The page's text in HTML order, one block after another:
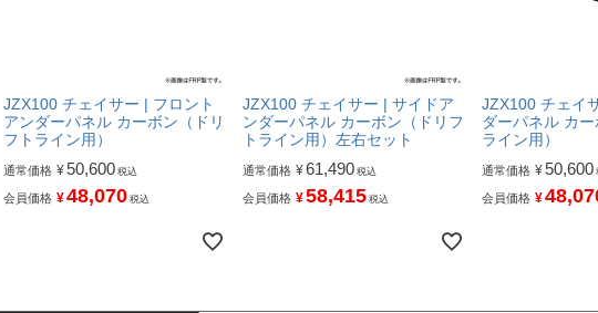
JZX100 チェイサー | フロント
アンダーパネル カーボン（ドリ
フトライン用）
通常価格 ¥50,600 税込
会員価格 ¥48,070 税込
JZX100 チェイサー | サイドア
ンダーパネル カーボン（ドリフ
トライン用）左右セット
通常価格 ¥61,490 税込
会員価格 ¥58,415 税込
JZX100 チェイ
ダーパネル カ
ライン用）
通常価格 ¥50,600
会員価格 ¥